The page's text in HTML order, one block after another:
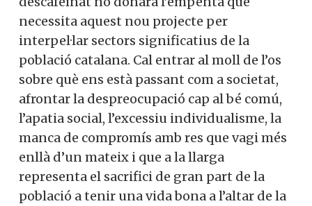
necessita aquest nou projecte per
interpel·lar sectors significatius de la
població catalana. Cal entrar al moll de l’os
sobre què ens està passant com a societat,
afrontar la despreocupació cap al bé comú,
l’apatia social, l’excessiu individualisme, la
manca de compromís amb res que vagi més
enllà d’un mateix i que a la llarga
representa el sacrifici de gran part de la
població a tenir una vida bona a l’altar de la